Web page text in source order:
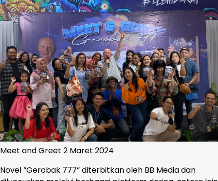
Meet and Greet 2 Maret 2024
Novel “Gerobak 777” diterbitkan oleh BB Media dan